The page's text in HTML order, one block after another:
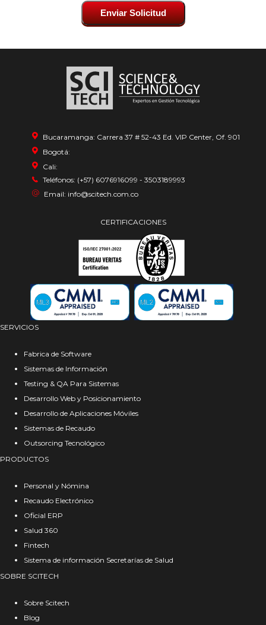
Enviar Solicitud
Bucaramanga: Carrera 37 # 52-43 Ed. VIP Center, Of. 901
Bogotá:
Cali:
Teléfonos: (+57) 6076916099 - 3503189993
Email: info@scitech.com.co
CERTIFICACIONES
SERVICIOS
Fabrica de Software
Sistemas de Información
Testing & QA Para Sistemas
Desarrollo Web y Posicionamiento
Desarrollo de Aplicaciones Móviles
Sistemas de Recaudo
Outsorcing Tecnológico
PRODUCTOS
Personal y Nómina
Recaudo Electrónico
Oficial ERP
Salud 360
Fintech
Sistema de información Secretarías de Salud
SOBRE SCITECH
Sobre Scitech
Blog